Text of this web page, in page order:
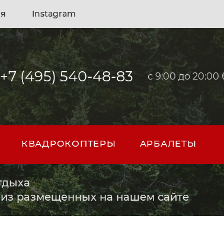
Instagram
+7 (495) 540-48-83 с 9:00 до 20:00
КВАДРОКОПТЕРЫ АРБАЛЕТЫ
размещенных на нашем сайте